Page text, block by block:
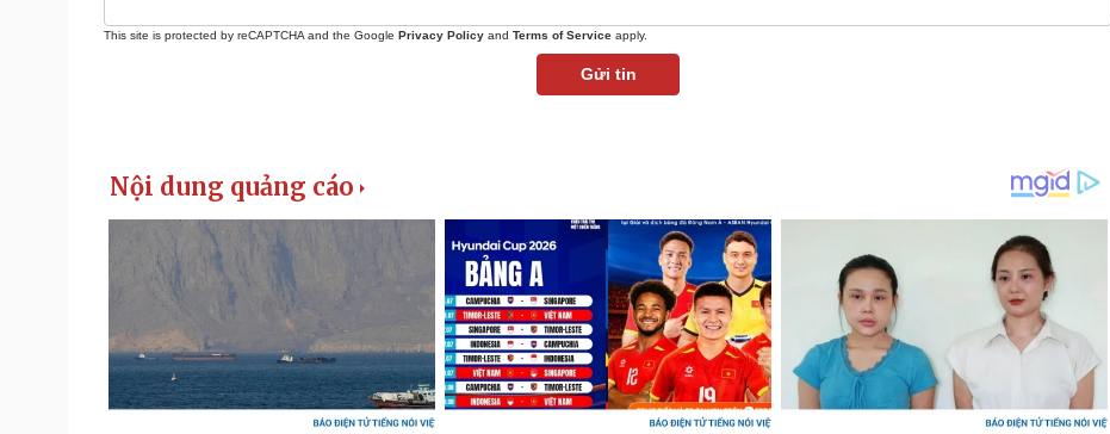
This site is protected by reCAPTCHA and the Google Privacy Policy and Terms of Service apply.
Gửi tin